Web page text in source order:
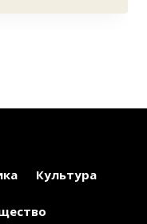
Культура